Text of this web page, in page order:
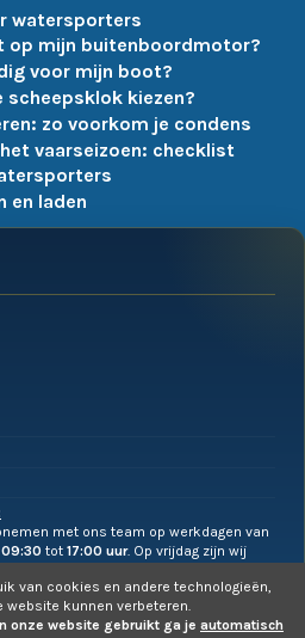
watersporters
op mijn buitenboordmotor?
voor mijn boot?
scheepsklok kiezen?
zo voorkom je condens
vaarseizoen: checklist
en laden
met ons team op werkdagen van
09:30 tot 17:00 uur. Op vrijdag zijn wij
van cookies en andere technologieën,
website kunnen verbeteren.
onze website gebruikt ga je automatisch